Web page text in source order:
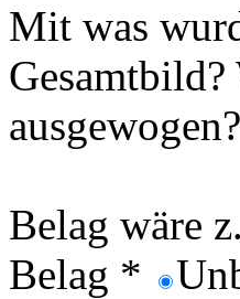
Mit was
ausgewogen?
Belag wäre
Belag *